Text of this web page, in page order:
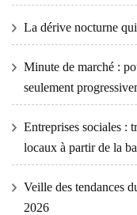
La dérive nocturne
Minute de marché :
seulement
Entreprises sociales :
locaux à partir de la
Veille des tendances
2026